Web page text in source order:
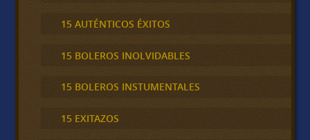
15 AUTÉNTICOS ÉXITOS
15 BOLEROS INOLVIDABLES
15 BOLEROS INSTUMENTALES
15 EXITAZOS